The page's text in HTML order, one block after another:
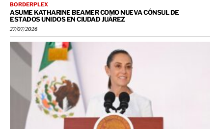
BORDERPLEX
ASUME KATHARINE BEAMER COMO NUEVA CÓNSUL DE
ESTADOS UNIDOS EN CIUDAD JUÁREZ
27/07/2026